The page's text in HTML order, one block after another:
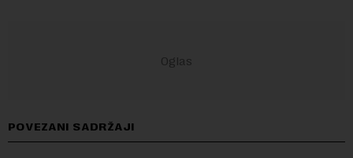
POVEZANI SADRŽAJI